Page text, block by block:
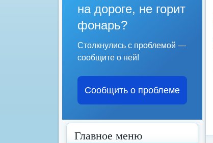
на дороге, не горит
фонарь?
Столкнулись с проблемой —
сообщите о ней!
Сообщить о проблеме
Главное меню